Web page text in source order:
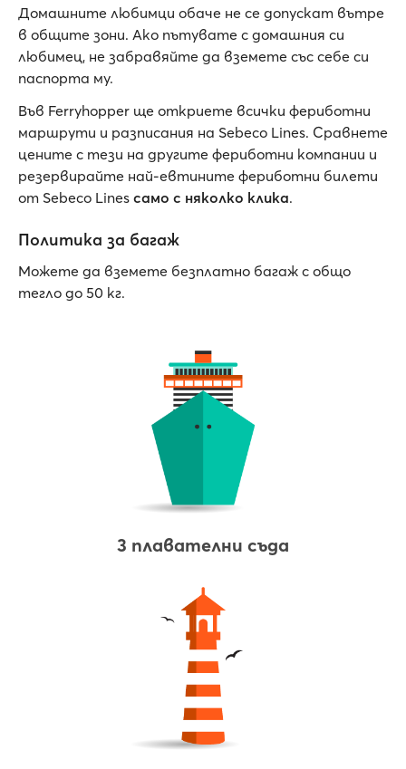
Домашните любимци обаче не се допускат вътре
в общите зони. Ако пътувате с домашния си
любимец, не забравяйте да вземете със себе си
паспорта му.
Във Ferryhopper ще откриете всички фериботни
маршрути и разписания на Sebeco Lines. Сравнете
цените с тези на другите фериботни компании и
резервирайте най-евтините фериботни билети
от Sebeco Lines само с няколко клика.
Политика за багаж
Можете да вземете безплатно багаж с общо
тегло до 50 кг.
3 плавателни съда